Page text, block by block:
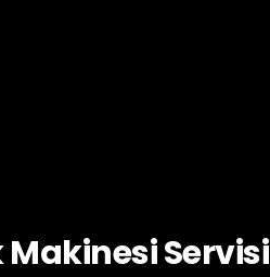
Makinesi Servisi